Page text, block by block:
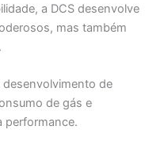
a DCS desenvolve
mas também
de
de gás e
performance.